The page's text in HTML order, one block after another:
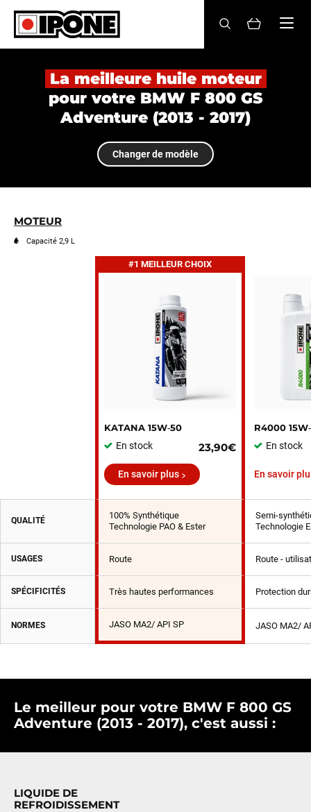
Ipone
HUILES MOTEUR
ENTRETIEN
MAINTENANCE
Revendeurs
BE
La meilleure huile moteur
pour votre BMW F 800 GS
Adventure (2013 - 2017)
Changer de modèle
MOTEUR
Capacité 2,9 L
#1 MEILLEUR CHOIX
KATANA 15W‑50
En stock
23,90€
R4000
En stock
En savoir plus En savoir
QUALITÉ
100% Synthétique
Technologie PAO & Ester
Semi-
Technologie
USAGES Route Route -
SPÉCIFICITÉS Très hautes performances Protection
NORMES JASO MA2/ API SP JASO MA2/
Le meilleur pour votre BMW F 800 GS
Adventure (2013 - 2017), c'est aussi :
LIQUIDE DE
REFROIDISSEMENT